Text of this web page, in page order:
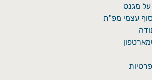
מגנט
עצמי מפ"ת